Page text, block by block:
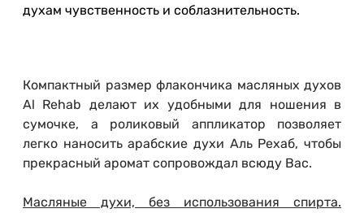
духам чувственность и соблазнительность.
Компактный размер флакончика масляных духов
Al Rehab делают их удобными для ношения в
сумочке, а роликовый аппликатор позволяет
легко наносить арабские духи Аль Рехаб, чтобы
прекрасный аромат сопровождал всюду Вас.
Масляные духи, без использования спирта.